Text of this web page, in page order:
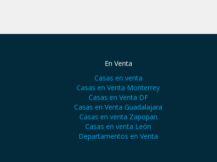
En Venta
Casas en venta
Casas en Venta Monterrey
Casas en Venta DF
Casas en Venta Guadalajara
Casas en venta Zapopan
Casas en venta León
Departamentos en Venta